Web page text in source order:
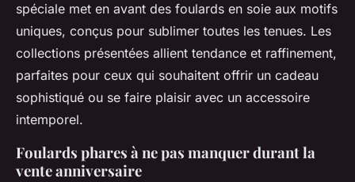
spéciale met en avant des foulards en soie aux motifs
uniques, conçus pour sublimer toutes les tenues. Les
collections présentées allient tendance et raffinement,
parfaites pour ceux qui souhaitent offrir un cadeau
sophistiqué ou se faire plaisir avec un accessoire
intemporel.
Foulards phares à ne pas manquer durant la
vente anniversaire